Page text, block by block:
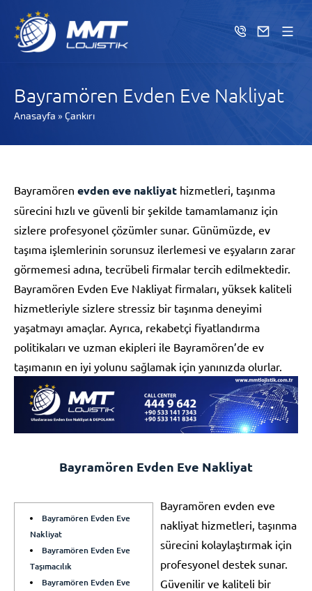
Bayramören Evden Eve Nakliyat
Anasayfa » Çankırı
Bayramören evden eve nakliyat hizmetleri, taşınma
sürecini hızlı ve güvenli bir şekilde tamamlamanız için
sizlere profesyonel çözümler sunar. Günümüzde, ev
taşıma işlemlerinin sorunsuz ilerlemesi ve eşyaların zarar
görmemesi adına, tecrübeli firmalar tercih edilmektedir.
Bayramören Evden Eve Nakliyat firmaları, yüksek kaliteli
hizmetleriyle sizlere stressiz bir taşınma deneyimi
yaşatmayı amaçlar. Ayrıca, rekabetçi fiyatlandırma
politikaları ve uzman ekipleri ile Bayramören’de ev
taşımanın en iyi yolunu sağlamak için yanınızda olurlar.
Bayramören Evden Eve Nakliyat
Bayramören Evden Eve
Nakliyat
Bayramören Evden Eve
Taşımacılık
Bayramören Evden Eve
Bayramören evden eve
nakliyat hizmetleri, taşınma
sürecini kolaylaştırmak için
profesyonel destek sunar.
Güvenilir ve kaliteli bir